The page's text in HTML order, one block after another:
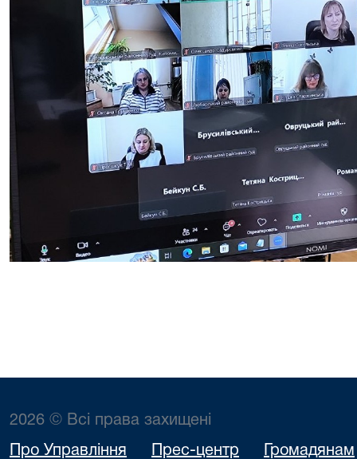
2026 © Всі права захищені
Про Управління Прес-центр Громадянам